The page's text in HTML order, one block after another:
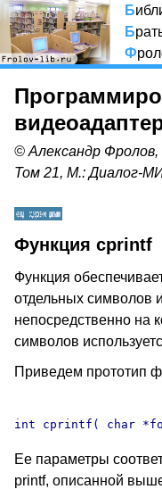
Б
Б
Ф
© Александр Фролов,
Том 21, М.: Диалог-
Функция cprintf
Функция
отдельных символов
непосредственно на
символов
Приведем прототип
Ее параметры
printf, описанной